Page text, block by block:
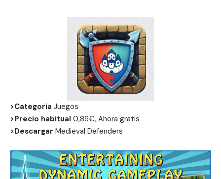
>Categoria Juegos
>Precio habitual 0,89€, Ahora gratis
>Descargar Medieval Defenders